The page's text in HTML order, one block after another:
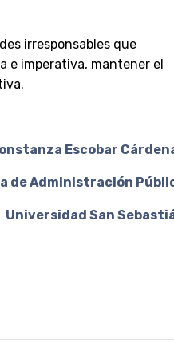
irresponsables que
e imperativa, mantener el